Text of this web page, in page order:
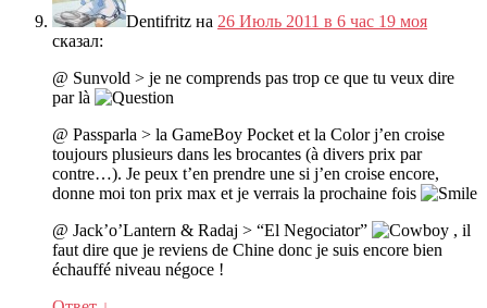
Dentifritz на 26 Июль 2011 в 6 час 19 моя
сказал:
@ Sunvold > je ne comprends pas trop ce que tu veux dire
par là
@ Passparla > la GameBoy Pocket et la Color j’en croise
toujours plusieurs dans les brocantes (à divers prix par
contre…). Je peux t’en prendre une si j’en croise encore,
donne moi ton prix max et je verrais la prochaine fois
@ Jack’o’Lantern & Radaj > “El Negociator” , il
faut dire que je reviens de Chine donc je suis encore bien
échauffé niveau négoce !